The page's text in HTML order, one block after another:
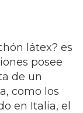
látex? es
posee
de un
como los
en Italia, el